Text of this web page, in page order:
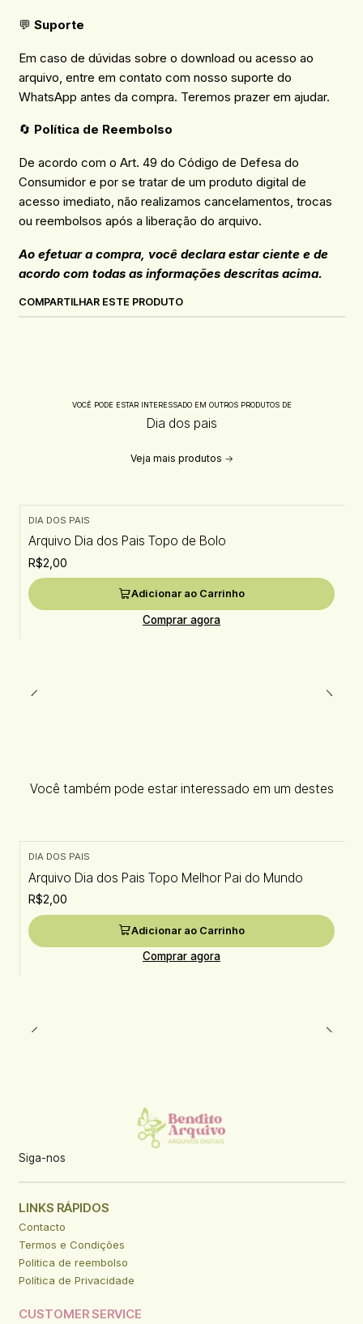
💬 Suporte
Em caso de dúvidas sobre o download ou acesso ao
arquivo, entre em contato com nosso suporte do
WhatsApp antes da compra. Teremos prazer em ajudar.
🔄 Política de Reembolso
De acordo com o Art. 49 do Código de Defesa do
Consumidor e por se tratar de um produto digital de
acesso imediato, não realizamos cancelamentos, trocas
ou reembolsos após a liberação do arquivo.
Ao efetuar a compra, você declara estar ciente e de
acordo com todas as informações descritas acima.
COMPARTILHAR ESTE PRODUTO
VOCÊ PODE ESTAR INTERESSADO EM OUTROS PRODUTOS DE
Dia dos pais
Veja mais produtos
DIA DOS PAIS
Arquivo Dia dos Pais Topo de Bolo
R$2,00
Adicionar ao Carrinho
Comprar agora
Você também pode estar interessado em um destes
DIA DOS PAIS
Arquivo Dia dos Pais Topo Melhor Pai do Mundo
R$2,00
Adicionar ao Carrinho
Comprar agora
Siga-nos
LINKS RÁPIDOS
Contacto
Termos e Condições
Politica de reembolso
Política de Privacidade
CUSTOMER SERVICE